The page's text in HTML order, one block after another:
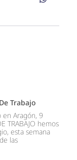
Trabajo
en Aragón, 9
TRABAJO hemos
esta semana
las